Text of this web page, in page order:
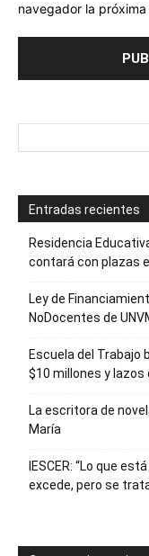
navegador la
Entradas recientes
Residencia
contará con plazas
Ley de
NoDocentes de
Escuela del
$10 millones y
La escritora de
María
IESCER: “Lo que
excede, pero se